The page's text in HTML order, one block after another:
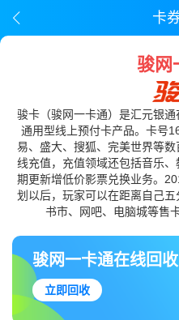
卡
骏网
骏卡（骏网一卡通）是汇元银
通用型线上预付卡产品。卡号
易、盛大、搜狐、完美世界等
线充值，充值领域还包括音乐
期更新增低价影票兑换业务。
划以后，玩家可以在距离自己五
书市、网吧、电脑城等售
骏网一卡通在线回收
立即回收